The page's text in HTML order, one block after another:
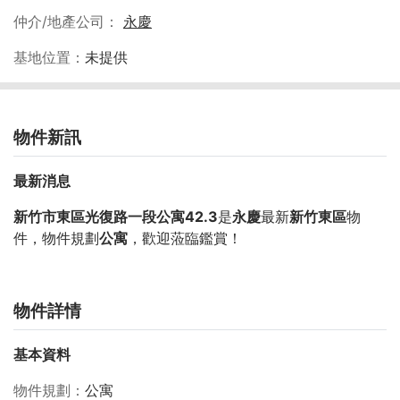
仲介/地產公司
永慶
基地位置
未提供
物件新訊
最新消息
新竹市東區光復路一段公寓42.3是永慶最新新竹東區物
件，物件規劃公寓 ，歡迎蒞臨鑑賞！
物件詳情
基本資料
物件規劃
公寓